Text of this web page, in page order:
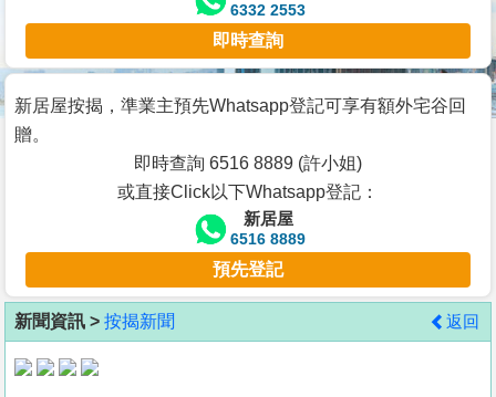
宅
谷
按
客
地
產
6332 2553
即時查詢
新居屋按揭，準業主預先Whatsapp登記可享有額外宅谷回
贈。
即時查詢 6516 8889 (許小姐)
或直接Click以下Whatsapp登記：
新居屋
6516 8889
預先登記
新聞資訊 > 按揭新聞 返回